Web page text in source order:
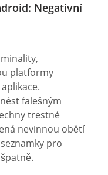
Negativní
platformy
falešným
trestné
nevinnou obětí
pro